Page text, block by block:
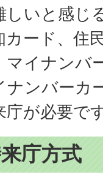
しいと感じ
カード、住
マイナンバ
ナンバーカ
庁が必要です
庁方式